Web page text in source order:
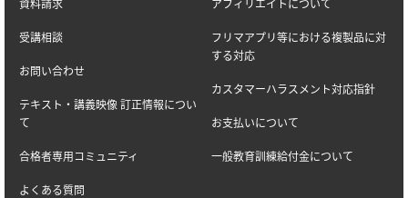
受講相談
お問い合わせ
テキスト・講義映像 訂正情報につい
て
合格者専用コミュニティ
よくある質問
フリマアプリ等における複製品に対
する対応
カスタマーハラスメント対応指針
お支払いについて
一般教育訓練給付金について